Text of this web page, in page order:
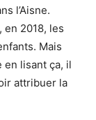
l’Aisne.
en 2018, les
Mais
en lisant ça, il
attribuer la